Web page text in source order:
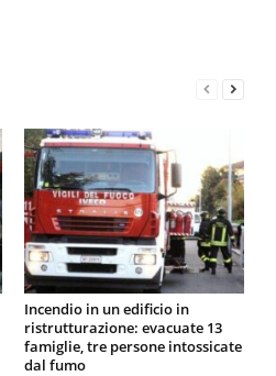
Incendio in un edificio in
ristrutturazione: evacuate 13
famiglie, tre persone intossicate
dal fumo